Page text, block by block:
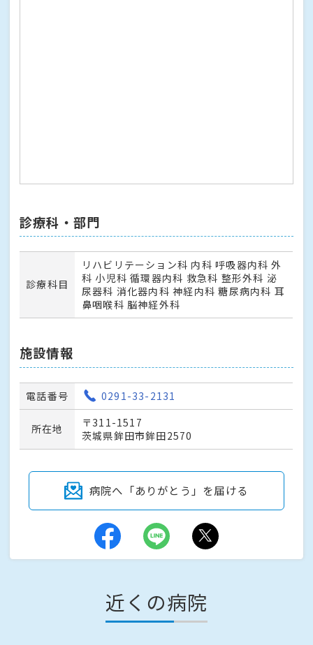
診療科・部門
診療科目
リハビリテーション科 内科 呼吸器内科 外
科 小児科 循環器内科 救急科 整形外科 泌
尿器科 消化器内科 神経内科 糖尿病内科 耳
鼻咽喉科 脳神経外科
施設情報
電話番号 0291-33-2131
所在地
〒311-1517
茨城県鉾田市鉾田2570
病院へ「ありがとう」を届ける
近くの病院